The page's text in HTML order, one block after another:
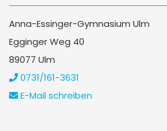
Anna-Essinger-Gymnasium Ulm
Egginger Weg 40
89077 Ulm
0731/161-3631
E-Mail schreiben